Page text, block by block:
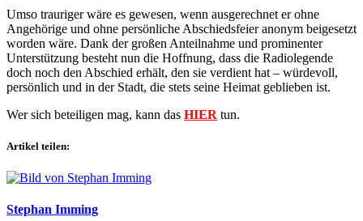
Umso trauriger wäre es gewesen, wenn ausgerechnet er ohne
Angehörige und ohne persönliche Abschiedsfeier anonym beigesetzt
worden wäre. Dank der großen Anteilnahme und prominenter
Unterstützung besteht nun die Hoffnung, dass die Radiolegende
doch noch den Abschied erhält, den sie verdient hat – würdevoll,
persönlich und in der Stadt, die stets seine Heimat geblieben ist.
Wer sich beteiligen mag, kann das HIER tun.
Artikel teilen:
Stephan Imming